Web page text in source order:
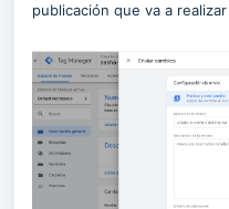
publicación que va a